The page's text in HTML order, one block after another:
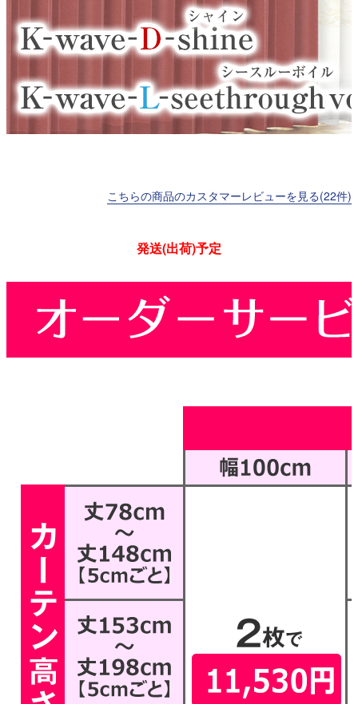
こちらの商品のカスタマーレビューを見る(22件)
発送(出荷)予定